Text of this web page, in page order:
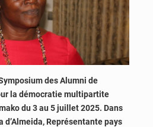
des Alumni de
la démocratie multipartite
du 3 au 5 juillet 2025. Dans
d’Almeida, Représentante pays